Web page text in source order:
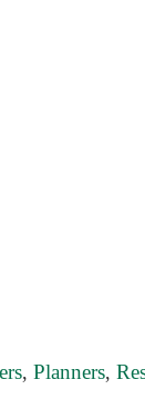
, Planners,